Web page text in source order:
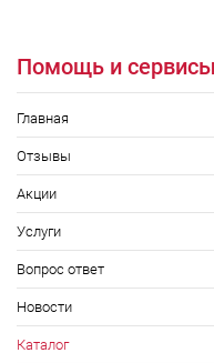
Помощь и сервисы
Главная
Отзывы
Акции
Услуги
Вопрос ответ
Новости
Каталог